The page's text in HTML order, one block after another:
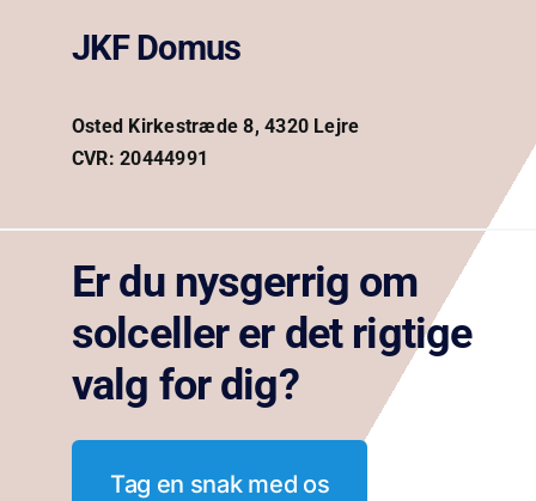
JKF Domus
Osted Kirkestræde 8, 4320 Lejre
CVR: 20444991
Er du nysgerrig om
solceller er det rigtige
valg for dig?
Tag en snak med os